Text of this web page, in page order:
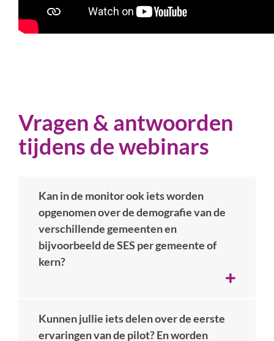
Vragen & antwoorden
tijdens de webinars
Kan in de monitor ook iets worden
opgenomen over de demografie van de
verschillende gemeenten en
bijvoorbeeld de SES per gemeente of
kern?
Kunnen jullie iets delen over de eerste
ervaringen van de pilot? En worden